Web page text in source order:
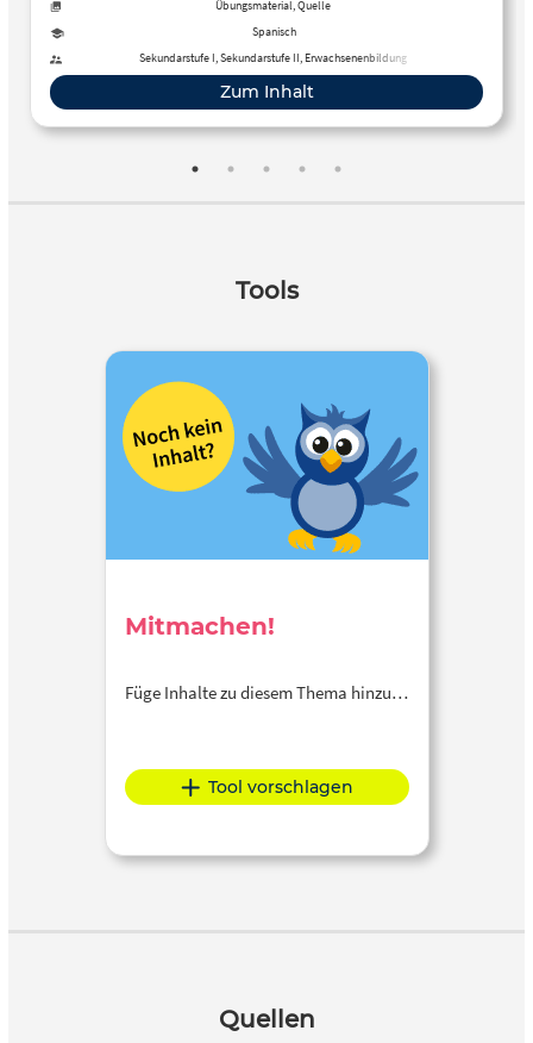
und deine Lösungen gleich überprüfen.
Übungsmaterial, Quelle
Spanisch
Sekundarstufe I, Sekundarstufe II, Erwachsenenbildung
Zum Inhalt
Tools
Mitmachen!
Füge Inhalte zu diesem Thema hinzu…
Tool vorschlagen
Quellen